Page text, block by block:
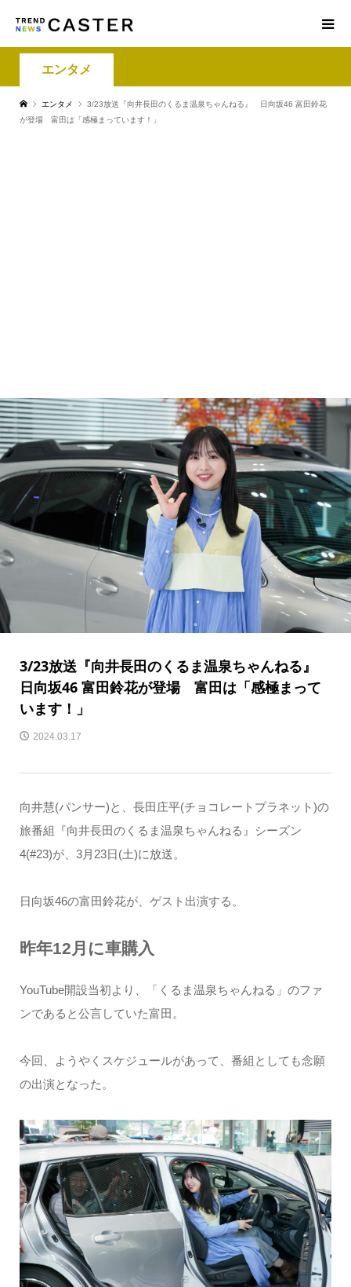
エンタメ
エンタメ
3/23放送『向井長田のくるま温泉ちゃんねる』 日向坂46 富田鈴花
が登場 富田は「感極まっています！」
3/23放送『向井長田のくるま温泉ちゃんねる』
日向坂46 富田鈴花が登場 富田は「感極まって
います！」
2024.03.17
向井慧(パンサー)と、長田庄平(チョコレートプラネット)の
旅番組『向井長田のくるま温泉ちゃんねる』シーズン
4(#23)が、3月23日(土)に放送。
日向坂46の富田鈴花が、ゲスト出演する。
昨年12月に車購入
YouTube開設当初より、「くるま温泉ちゃんねる」のファ
ンであると公言していた富田。
今回、ようやくスケジュールがあって、番組としても念願
の出演となった。